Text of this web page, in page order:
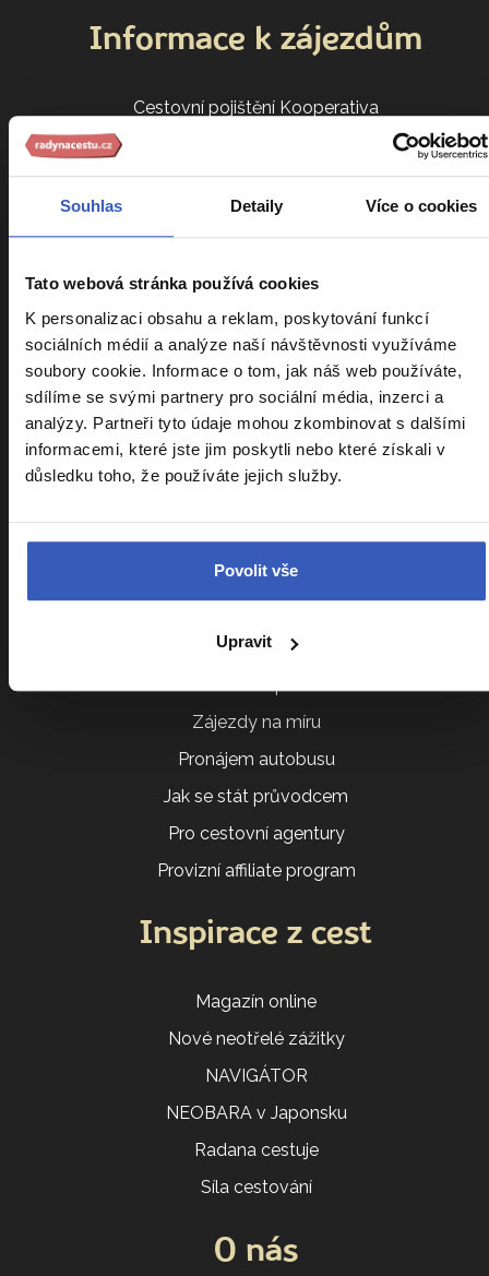
Souhlas Detaily Více o cookies
Tato webová stránka používá cookies
K personalizaci obsahu a reklam, poskytování funkcí
sociálních médií a analýze naší návštěvnosti využíváme
soubory cookie. Informace o tom, jak náš web používáte,
sdílíme se svými partnery pro sociální média, inzerci a
analýzy. Partneři tyto údaje mohou zkombinovat s dalšími
informacemi, které jste jim poskytli nebo které získali v
důsledku toho, že používáte jejich služby.
Povolit vše
Upravit
Informace k zájezdům
Cestovní pojištění Kooperativa
Kalendář zájezdů
Srovnání zájezdů
Sdílení pokoje
Parkování na letišti
VIP vyzvednutí u domu
Cestovatelský klub
Ptáte se nás
Všeobecné obchodní podmínky
Další služby
Darujte zájezd
Zájezdy na míru
Pronájem autobusu
Jak se stát průvodcem
Pro cestovní agentury
Provizní affiliate program
Inspirace z cest
Magazín online
Nové neotřelé zážitky
NAVIGÁTOR
NEOBARA v Japonsku
Radana cestuje
Síla cestování
O nás